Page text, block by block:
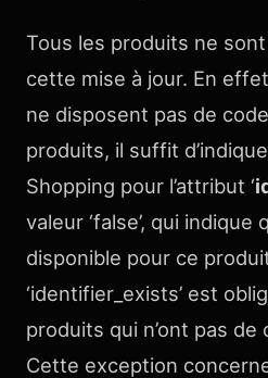
Tous les produits ne
cette mise à jour. En
ne disposent pas de
produits, il suffit
Shopping pour l’attribut ‘
valeur ‘false’, qui indique
disponible pour ce
‘identifier_exists’ est
produits qui n’ont pas de
Cette exception